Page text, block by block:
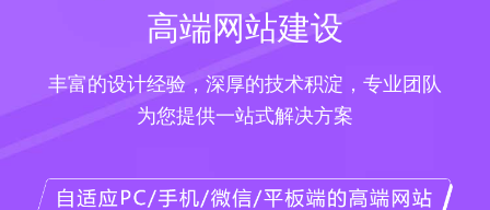
高端网站建设
丰富的设计经验，深厚的技术积淀，专业团队
为您提供一站式解决方案